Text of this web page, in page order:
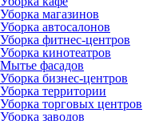
Уборка магазинов
Уборка автосалонов
Уборка фитнес-центров
Уборка кинотеатров
Мытье фасадов
Уборка бизнес-центров
Уборка территории
Уборка торговых центров
Уборка заводов